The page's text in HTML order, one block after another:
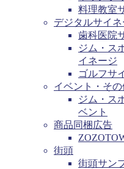
料理教室
デジタルサイ
歯科医院
ジム・ス
イネージ
ゴルフサ
イベント・その
ジム・ス
ベント
商品同梱広告
街頭
街頭サン